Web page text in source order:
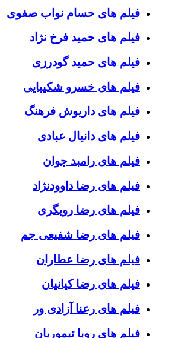
فیلم های حسام نواب صفوی
فیلم های حمید فرخ نژاد
فیلم های حمید گودرزی
فیلم های خسرو شکیبایی
فیلم های داریوش فرهنگ
فیلم های دانیال عبادی
فیلم های رامبد جوان
فیلم های رضا داوودنژاد
فیلم های رضا رویگری
فیلم های رضا شفیعی جم
فیلم های رضا عطاران
فیلم های رضا کیانیان
فیلم های رعنا آزادی ور
فیلم های رویا تیموریان